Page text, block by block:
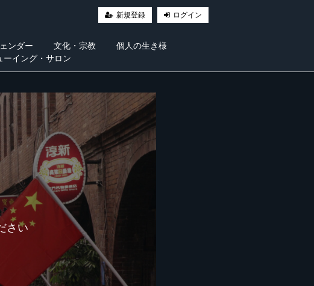
新規登録 ログイン
ンダー 文化・宗教
個人の生き様
ーイング・サロン
さい